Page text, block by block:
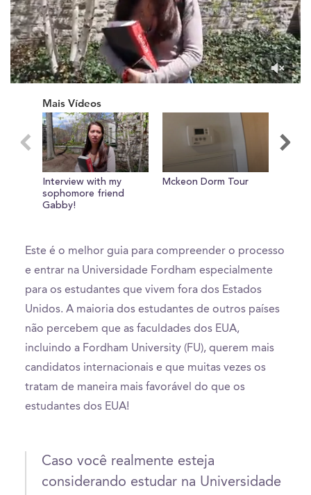
minute,
seconds
Mais Vídeos
Interview with my
sophomore friend
Gabby!
Mckeon Dorm Tour
Este é o melhor guia para compreender o processo
e entrar na Universidade Fordham especialmente
para os estudantes que vivem fora dos Estados
Unidos. A maioria dos estudantes de outros países
não percebem que as faculdades dos EUA,
incluindo a Fordham University (FU), querem mais
candidatos internacionais e que muitas vezes os
tratam de maneira mais favorável do que os
estudantes dos EUA!
Caso você realmente esteja
considerando estudar na Universidade